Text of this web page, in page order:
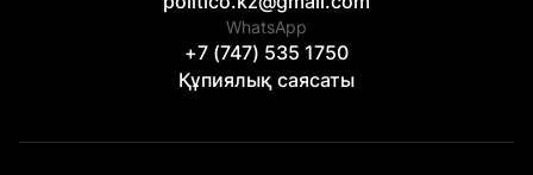
WhatsApp
+7 (747) 535 1750
Құпиялық саясаты